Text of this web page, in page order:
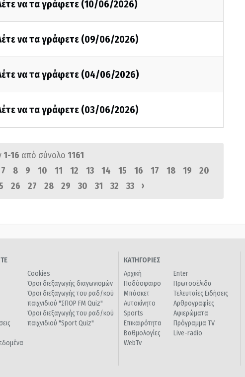
να τα γράφετε (10/06/2026)
να τα γράφετε (09/06/2026)
να τα γράφετε (04/06/2026)
να τα γράφετε (03/06/2026)
1-16 από σύνολο 1161
7 8 9 10 11 12 13 14 15 16 17 18 19
20
26 27 28 29 30 31 32 33 ›
Cookies
Όροι διεξαγωγής διαγωνισμών
Όροι διεξαγωγής του ραδ/κού
παιχνιδιού "ΣΠΟΡ FM Quiz"
Όροι διεξαγωγής του ραδ/κού
παιχνιδιού "Sport Quiz"
ΚΑΤΗΓΟΡΙΕΣ
Αρχική
Ποδόσφαιρο
Μπάσκετ
Αυτοκίνητο
Sports
Επικαιρότητα
Βαθμολογίες
WebTv
Enter
Πρωτοσέλιδα
Τελευταίες Ειδήσεις
Αρθρογραφίες
Αφιερώματα
Πρόγραμμα TV
Live-radio